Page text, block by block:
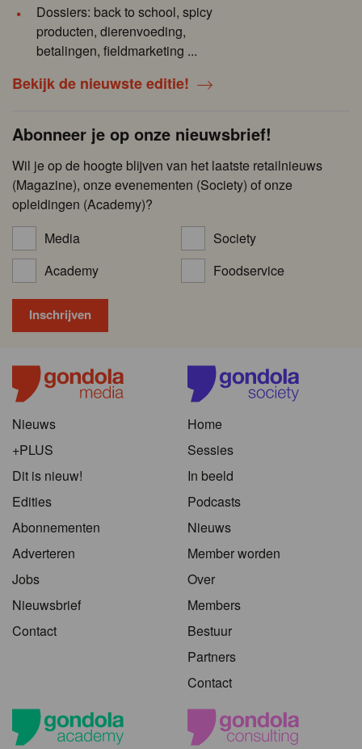
Dossiers: back to school, spicy
producten, dierenvoeding,
betalingen, fieldmarketing ...
Bekijk de nieuwste editie!
Abonneer je op onze nieuwsbrief!
Wil je op de hoogte blijven van het laatste retailnieuws
(Magazine), onze evenementen (Society) of onze
opleidingen (Academy)?
Media
Society
Academy
Foodservice
Nieuws
+PLUS
Dit is nieuw!
Edities
Abonnementen
Adverteren
Jobs
Nieuwsbrief
Contact
Home
Sessies
In beeld
Podcasts
Nieuws
Member worden
Over
Members
Bestuur
Partners
Contact